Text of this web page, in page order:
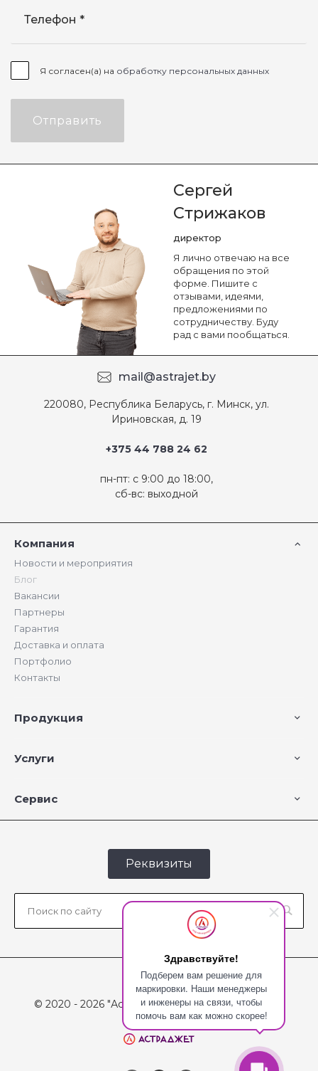
Здравствуйте!
Подберем вам решение для
маркировки. Наши менеджеры
и инженеры на связи, чтобы
помочь вам как можно скорее!
Телефон
Я согласен(а) на обработку персональных данных
Отправить
Сергей
Стрижаков
директор
Я лично отвечаю на все
обращения по этой
форме. Пишите с
отзывами, идеями,
предложениями по
сотрудничеству. Буду
рад с вами пообщаться.
mail@astrajet.by
220080, Республика Беларусь, г. Минск, ул.
Ириновская, д. 19
+375 44 788 24 62
пн-пт: с 9:00 до 18:00,
сб-вс: выходной
Компания
Новости и мероприятия
Блог
Вакансии
Партнеры
Гарантия
Доставка и оплата
Портфолио
Контакты
Продукция
Услуги
Сервис
Реквизиты
© 2020 - 2026 "Астраджет", Все права защищены